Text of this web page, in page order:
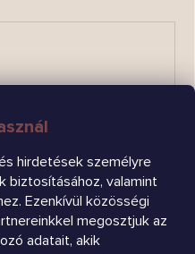
hirdetések személyre
biztosításához, valamint
Ezenkívül közösségi
megosztjuk az
adatait, akik